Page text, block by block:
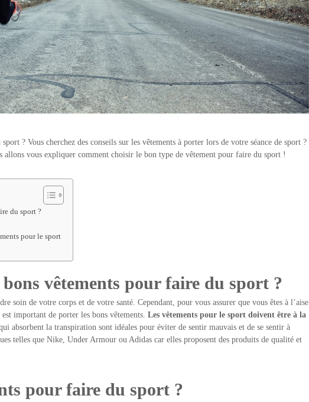
? Vous cherchez des conseils sur les vêtements à porter lors de votre séance de sport ?
allons vous expliquer comment choisir le bon type de vêtement pour faire du sport !
du sport ?
pour le sport
vêtements pour faire du sport ?
soin de votre corps et de votre santé. Cependant, pour vous assurer que vous êtes à l’aise
important de porter les bons vêtements. Les vêtements pour le sport doivent être à la
absorbent la transpiration sont idéales pour éviter de sentir mauvais et de se sentir à
telles que Nike, Under Armour ou Adidas car elles proposent des produits de qualité et
pour faire du sport ?